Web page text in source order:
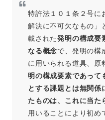
特許法１０１条２号に
解決に不可欠なもの」
載された発明の構成要
なる概念で、発明の構
に用いられる道具、原
明の構成要素であって
とする課題とは無関係
たものは、これに当た
用いることにより初め